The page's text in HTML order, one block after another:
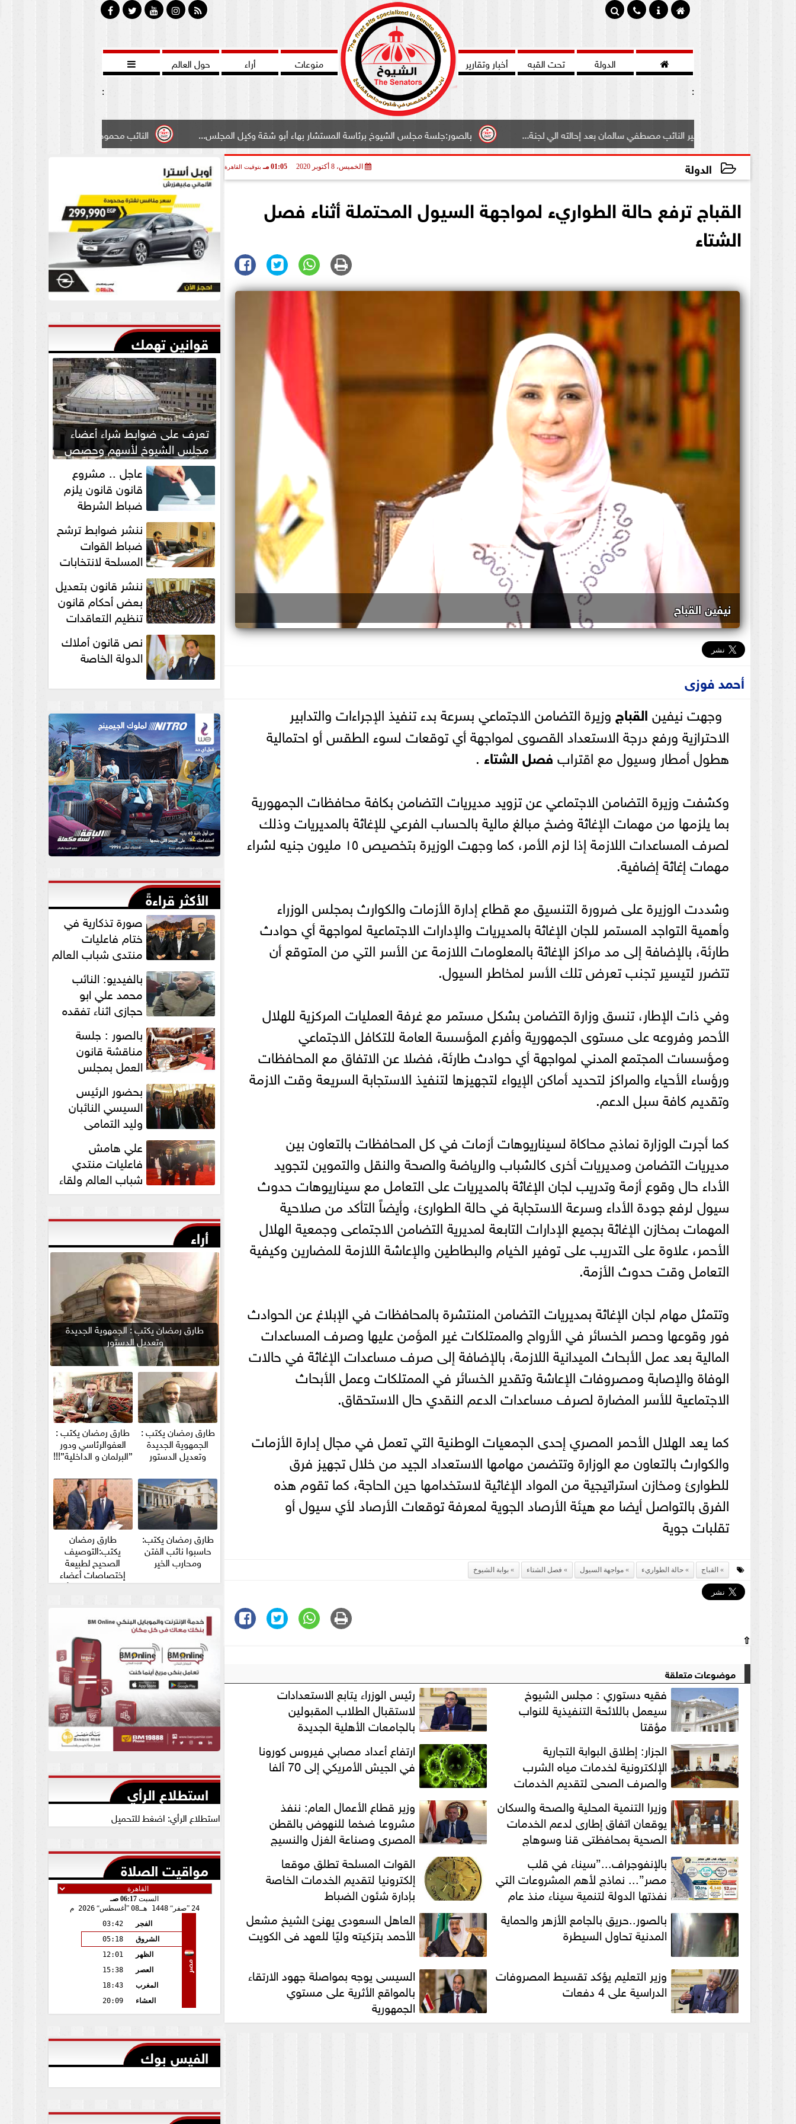
 الدولة تحت القبه أخبار وتقارير منوعات أراء حول العالم

:
:
النائب محمود سامي ”لبوابة الشيوخ”طالبت بادخال بالصور:جلسة مجلس الشيوخ برئاسة المستشار بهاء أبو شقة وكيل المجلس... علي مصير النائب مصطفي سالمان بعد إحالته الي لجنة...
الدولة الخميس، 8 أكتوبر 2020 01:05 مـ بتوقيت القاهرة
القباج ترفع حالة الطواريء لمواجهة السيول المحتملة أثناء فصل
الشتاء
نيفين القباح
أحمد فوزى
وجهت نيفينالقباج وزيرة التضامن الاجتماعي بسرعة بدء تنفيذ الإجراءات والتدابير
الاحترازية ورفع درجة الاستعداد القصوى لمواجهة أي توقعات لسوء الطقس أو احتمالية
هطول أمطار وسيول مع اقترابفصل الشتاء .
وكشفت وزيرة التضامن الاجتماعي عن تزويد مديريات التضامن بكافة محافظات الجمهورية
بما يلزمها من مهمات الإغاثة وضخ مبالغ مالية بالحساب الفرعي للإغاثة بالمديريات وذلك
لصرف المساعدات اللازمة إذا لزم الأمر، كما وجهت الوزيرة بتخصيص ١٥ مليون جنيه لشراء
مهمات إغاثة إضافية.
وشددت الوزيرة على ضرورة التنسيق مع قطاع إدارة الأزمات والكوارث بمجلس الوزراء
وأهمية التواجد المستمر للجان الإغاثة بالمديريات والإدارات الاجتماعية لمواجهة أي حوادث
طارئة، بالإضافة إلى مد مراكز الإغاثة بالمعلومات اللازمة عن الأسر التي من المتوقع أن
تتضرر لتيسير تجنب تعرض تلك الأسر لمخاطر السيول.
وفي ذات الإطار، تنسق وزارة التضامن بشكل مستمر مع غرفة العمليات المركزية للهلال
الأحمر وفروعه على مستوى الجمهورية وأفرع المؤسسة العامة للتكافل الاجتماعي
ومؤسسات المجتمع المدني لمواجهة أي حوادث طارئة، فضلا عن الاتفاق مع المحافظات
ورؤساء الأحياء والمراكز لتحديد أماكن الإيواء لتجهيزها لتنفيذ الاستجابة السريعة وقت الازمة
وتقديم كافة سبل الدعم.
كما أجرت الوزارة نماذج محاكاة لسيناريوهات أزمات في كل المحافظات بالتعاون بين
مديريات التضامن ومديريات أخرى كالشباب والرياضة والصحة والنقل والتموين لتجويد
الأداء حال وقوع أزمة وتدريب لجان الإغاثة بالمديريات على التعامل مع سيناريوهات حدوث
سيول لرفع جودة الأداء وسرعة الاستجابة في حالة الطوارئ، وأيضاً التأكد من صلاحية
المهمات بمخازن الإغاثة بجميع الإدارات التابعة لمديرية التضامن الاجتماعى وجمعية الهلال
الأحمر، علاوة على التدريب على توفير الخيام والبطاطين والإعاشة اللازمة للمضارين وكيفية
التعامل وقت حدوث الأزمة.
وتتمثل مهام لجان الإغاثة بمديريات التضامن المنتشرة بالمحافظات في الإبلاغ عن الحوادث
فور وقوعها وحصر الخسائر في الأرواح والممتلكات غير المؤمن عليها وصرف المساعدات
المالية بعد عمل الأبحاث الميدانية اللازمة، بالإضافة إلى صرف مساعدات الإغاثة في حالات
الوفاة والإصابة ومصروفات الإعاشة وتقدير الخسائر في الممتلكات وعمل الأبحاث
الاجتماعية للأسر المضارة لصرف مساعدات الدعم النقدي حال الاستحقاق.
كما يعد الهلال الأحمر المصري إحدى الجمعيات الوطنية التي تعمل في مجال إدارة الأزمات
والكوارث بالتعاون مع الوزارة وتتضمن مهامها الاستعداد الجيد من خلال تجهيز فرق
للطوارئ ومخازن استراتيجية من المواد الإغاثية لاستخدامها حين الحاجة، كما تقوم هذه
الفرق بالتواصل أيضا مع هيئة الأرصاد الجوية لمعرفة توقعات الأرصاد لأي سيول أو
تقلبات جوية
القباج حالة الطواريء مواجهة السيول فصل الشتاء بوابة الشيوخ
⇧
موضوعات متعلقة
فقيه دستوري : مجلس الشيوخ
سيعمل باللائحة التنفيذية للنواب
مؤقتا
رئيس الوزراء يتابع الاستعدادات
لاستقبال الطلاب المقبولين
بالجامعات الأهلية الجديدة
الجزار: إطلاق البوابة التجارية
الإلكترونية لخدمات مياه الشرب
والصرف الصحي لتقديم الخدمات
ارتفاع أعداد مصابي فيروس كورونا
في الجيش الأمريكي إلى 70 ألفا
وزيرا التنمية المحلية والصحة والسكان
يوقعان اتفاق إطارى لدعم الخدمات
الصحية بمحافظتي قنا وسوهاج
وزير قطاع الأعمال العام: ننفذ
مشروعا ضخما للنهوض بالقطن
المصري وصناعة الغزل والنسيج
بالإنفوجراف...”سيناء في قلب
مصر”... نماذج لأهم المشروعات التي
نفذتها الدولة لتنمية سيناء منذ عام
القوات المسلحة تطلق موقعا
إلكترونيا لتقديم الخدمات الخاصة
بإدارة شئون الضباط
بالصور..حريق بالجامع الأزهر والحماية
المدنية تحاول السيطرة
العاهل السعودى يهنئ الشيخ مشعل
الأحمد بتزكيته وليًا للعهد فى الكويت
وزير التعليم يؤكد تقسيط المصروفات
الدراسية على 4 دفعات
السيسى يوجه بمواصلة جهود الارتقاء
بالمواقع الأثرية على مستوي
الجمهورية
قوانين تهمك
تعرف على ضوابط شراء أعضاء
مجلس الشيوخ لأسهم وحصص
بالشركات عاجل .. مشروع
قانون قانون يلزم
ضباط الشرطة
بالاستئذان لخوض
انتخابات... ننشر ضوابط ترشح
ضباط القوات
المسلحة لانتخابات
الرئاسة والمجالس
النيابية والمحلية‎ ننشر قانون بتعديل
بعض أحكام قانون
تنظيم التعاقدات
نص قانون أملاك
الدولة الخاصة
الأكثر قراءةً
صورة تذكارية في
ختام فاعليات
منتدي شباب العالم
”التمامي... بالفيديو: النائب
محمد علي ابو
حجازي اثناء تفقده
للكشف علي... بالصور : جلسة
مناقشة قانون
العمل بمجلس
المستشار عبد الوهاب...
بحضور الرئيس
السيسي النائبان
وليد التمامي
يشاركان في قداس عيد...
علي هامش
فاعليات منتدي
شباب العالم ولقاء
النائب وليد التمامي
أراء
طارق رمضان يكتب : الجمهوية الجديدة
وتعديل الدستور
طارق رمضان يكتب :
الجمهوية الجديدة
وتعديل الدستور
طارق رمضان يكتب :
العفوالرئاسي ودور
”البرلمان و الداخلية”!!!
طارق رمضان يكتب:
حاسبوا نائب الفتن
ومحارب الخير
طارق رمضان
يكتب:التوصيف
الصحيح لطبيعة
إختصاصات أعضاء
مجلس الشيوخ والأمين
استطلاع الرأي
استطلاع الرأي: اضغط للتحميل
مواقيت الصلاة
السبت 06:17 صـ
24
صفر 1448 هـ 08 أغسطس 2026 م
مصر
الفجر
03:42
الشروق
05:18
الظهر
12:01
العصر
15:38
المغرب
18:43
العشاء
20:09
الفيس بوك